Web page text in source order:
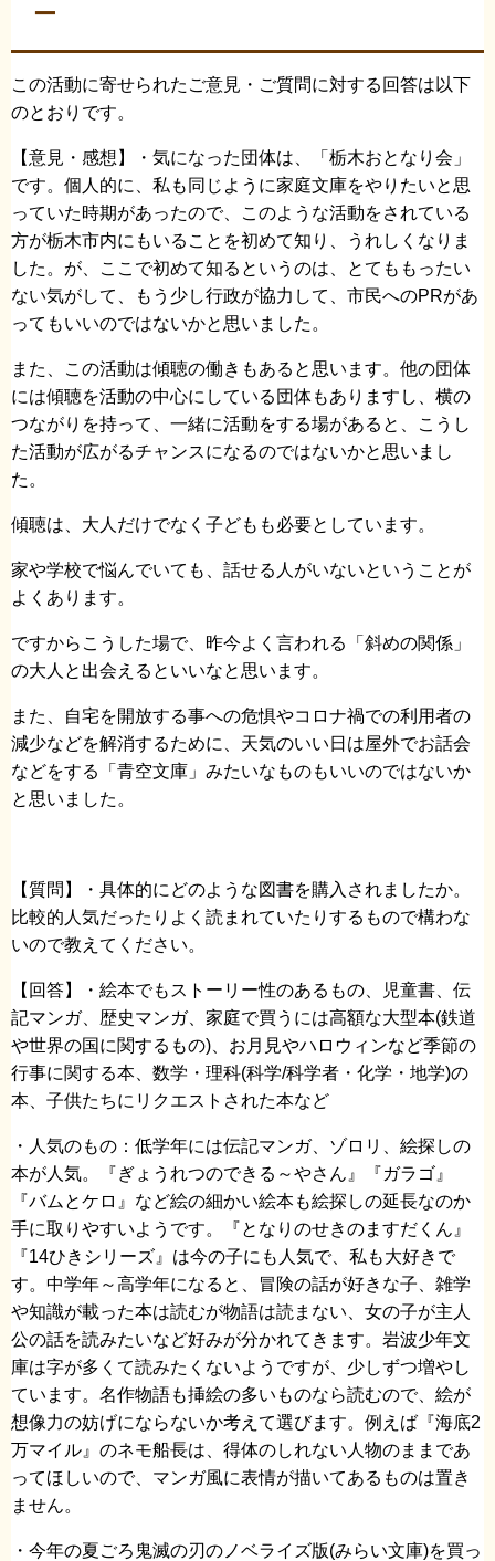
ー
この活動に寄せられたご意見・ご質問に対する回答は以下
のとおりです。
【意見・感想】・気になった団体は、「栃木おとなり会」
です。個人的に、私も同じように家庭文庫をやりたいと思
っていた時期があったので、このような活動をされている
方が栃木市内にもいることを初めて知り、うれしくなりま
した。が、ここで初めて知るというのは、とてももったい
ない気がして、もう少し行政が協力して、市民へのPRがあ
ってもいいのではないかと思いました。
また、この活動は傾聴の働きもあると思います。他の団体
には傾聴を活動の中心にしている団体もありますし、横の
つながりを持って、一緒に活動をする場があると、こうし
た活動が広がるチャンスになるのではないかと思いまし
た。
傾聴は、大人だけでなく子どもも必要としています。
家や学校で悩んでいても、話せる人がいないということが
よくあります。
ですからこうした場で、昨今よく言われる「斜めの関係」
の大人と出会えるといいなと思います。
また、自宅を開放する事への危惧やコロナ禍での利用者の
減少などを解消するために、天気のいい日は屋外でお話会
などをする「青空文庫」みたいなものもいいのではないか
と思いました。
【質問】・具体的にどのような図書を購入されましたか。
比較的人気だったりよく読まれていたりするもので構わな
いので教えてください。
【回答】・絵本でもストーリー性のあるもの、児童書、伝
記マンガ、歴史マンガ、家庭で買うには高額な大型本(鉄道
や世界の国に関するもの)、お月見やハロウィンなど季節の
行事に関する本、数学・理科(科学/科学者・化学・地学)の
本、子供たちにリクエストされた本など
・人気のもの：低学年には伝記マンガ、ゾロリ、絵探しの
本が人気。『ぎょうれつのできる～やさん』『ガラゴ』
『バムとケロ』など絵の細かい絵本も絵探しの延長なのか
手に取りやすいようです。『となりのせきのますだくん』
『14ひきシリーズ』は今の子にも人気で、私も大好きで
す。中学年～高学年になると、冒険の話が好きな子、雑学
や知識が載った本は読むが物語は読まない、女の子が主人
公の話を読みたいなど好みが分かれてきます。岩波少年文
庫は字が多くて読みたくないようですが、少しずつ増やし
ています。名作物語も挿絵の多いものなら読むので、絵が
想像力の妨げにならないか考えて選びます。例えば『海底2
万マイル』のネモ船長は、得体のしれない人物のままであ
ってほしいので、マンガ風に表情が描いてあるものは置き
ません。
・今年の夏ごろ鬼滅の刃のノベライズ版(みらい文庫)を買っ